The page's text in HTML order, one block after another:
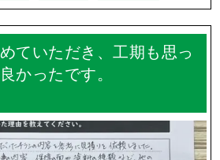
ていただき、工期も思っ
かったです。